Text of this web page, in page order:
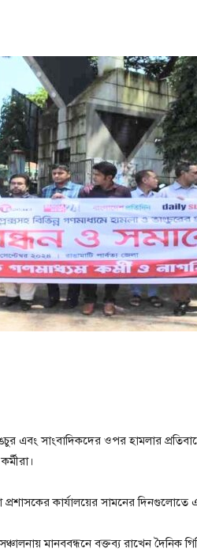
এবং সাংবাদিকদের ওপর হামলার
প্রশাসকের কার্যালয়ের সামনের দিনগুলোতে
মানববন্ধনে বক্তব্য রাখেন দৈনিক